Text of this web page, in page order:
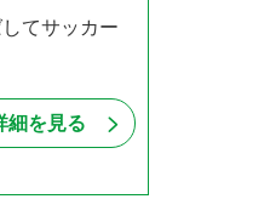
てサッカー
細を見る